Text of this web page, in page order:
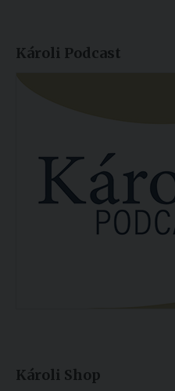
Károli Podcast
Károli Shop